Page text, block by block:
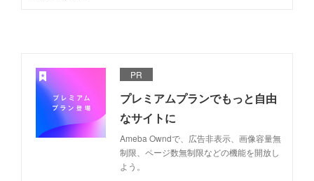
PR
プレミアムプランでもっと自由
なサイトに
Ameba Owndで、広告非表示、画像容量無
制限、ページ数無制限などの機能を開放し
よう。